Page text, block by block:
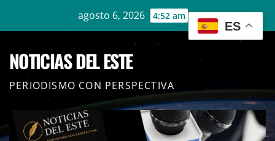
agosto 6, 2026 4:52 am
NOTICIAS DEL ESTE
PERIODISMO CON PERSPECTIVA
ES